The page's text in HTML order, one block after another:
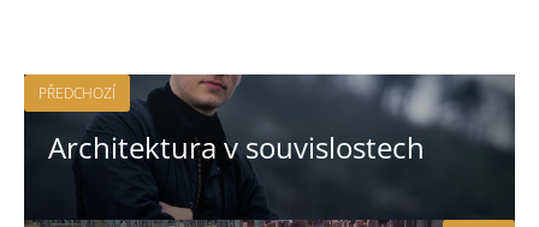
PŘEDCHOZÍ
Architektura v souvislostech